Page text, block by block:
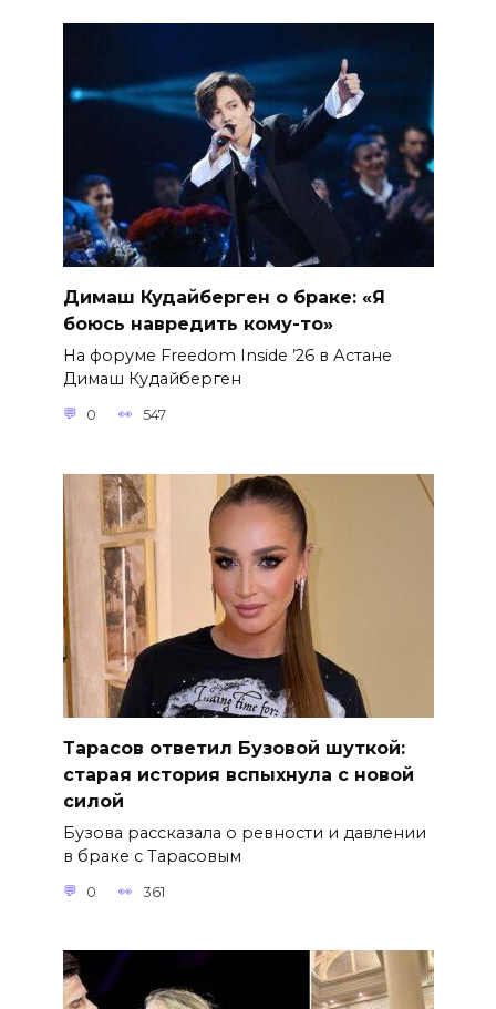
Димаш Кудайберген о браке: «Я
боюсь навредить кому-то»
На форуме Freedom Inside ’26 в Астане
Димаш Кудайберген
0 547
Тарасов ответил Бузовой шуткой:
старая история вспыхнула с новой
силой
Бузова рассказала о ревности и давлении
в браке с Тарасовым
0 361